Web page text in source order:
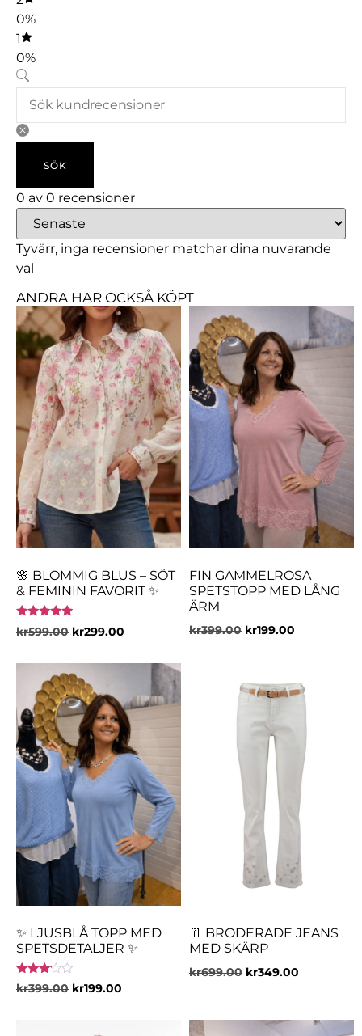
0%
1
0%
SÖK
0 av 0 recensioner
Tyvärr, inga recensioner matchar dina nuvarande
val
ANDRA HAR OCKSÅ KÖPT
🌸 BLOMMIG BLUS – SÖT
& FEMININ FAVORIT ✨
Betygsatt
5.00
kr599.00 kr299.00
FIN GAMMELROSA
SPETSTOPP MED LÅNG
ÄRM
kr399.00 kr199.00
✨ LJUSBLÅ TOPP MED
SPETSDETALJER ✨
Betygsatt
3.00
kr399.00 kr199.00
👖 BRODERADE JEANS
MED SKÄRP
kr699.00 kr349.00